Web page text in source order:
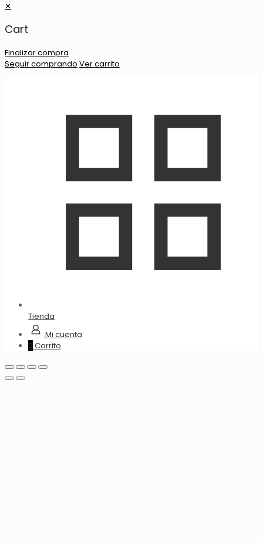
✕
Cart
Finalizar compra
Seguir comprando Ver carrito
Tienda
Mi cuenta
0 Carrito